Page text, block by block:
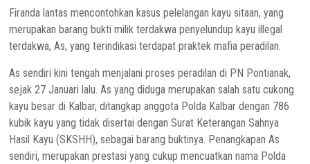
Firanda lantas mencontohkan kasus pelelangan kayu sitaan, yang
merupakan barang bukti milik terdakwa penyelundup kayu illegal
terdakwa, As, yang terindikasi terdapat praktek mafia peradilan.
As sendiri kini tengah menjalani proses peradilan di PN Pontianak,
sejak 27 Januari lalu. As yang diduga merupakan salah satu cukong
kayu besar di Kalbar, ditangkap anggota Polda Kalbar dengan 786
kubik kayu yang tidak disertai dengan Surat Keterangan Sahnya
Hasil Kayu (SKSHH), sebagai barang buktinya. Penangkapan As
sendiri, merupakan prestasi yang cukup mencuatkan nama Polda